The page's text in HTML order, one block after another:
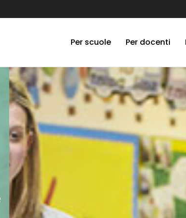
Per scuole Per docenti